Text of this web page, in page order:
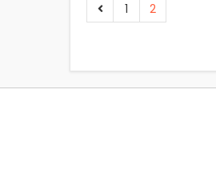
1 2